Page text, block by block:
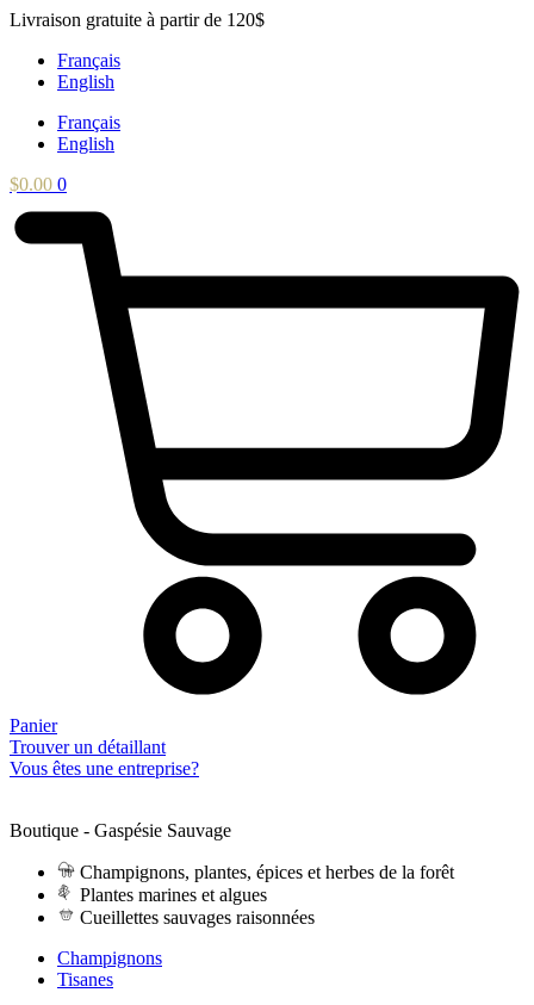
Aller
contenu
Livraison gratuite à partir de 120$
Français
English
Français
English
$0.00 0
Panier
Trouver un détaillant
Vous êtes une entreprise?
Boutique - Gaspésie Sauvage
Champignons, plantes, épices et herbes de la forêt
Plantes marines et algues
Cueillettes sauvages raisonnées
Champignons
Tisanes